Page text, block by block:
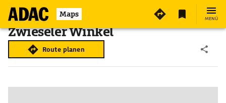
Maps MENÜ
Zwieseler Winkel
Route planen